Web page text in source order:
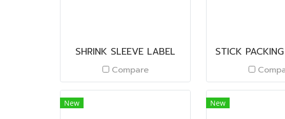
SHRINK SLEEVE LABEL
Compare
STICK
New New